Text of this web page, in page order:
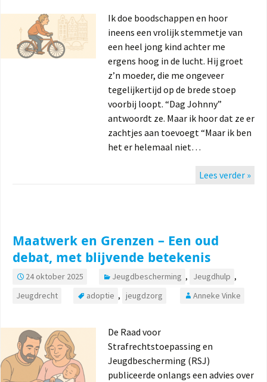
Ik doe boodschappen en hoor
ineens een vrolijk stemmetje van
een heel jong kind achter me
ergens hoog in de lucht. Hij groet
z’n moeder, die me ongeveer
tegelijkertijd op de brede stoep
voorbij loopt. “Dag Johnny”
antwoordt ze. Maar ik hoor dat ze er
zachtjes aan toevoegt “Maar ik ben
het er helemaal niet…
Lees verder »
Maatwerk en Grenzen – Een oud
debat, met blijvende betekenis
24 oktober 2025 Jeugdbescherming , Jeugdhulp ,
Jeugdrecht
adoptie , jeugdzorg Anneke Vinke
De Raad voor
Strafrechtstoepassing en
Jeugdbescherming (RSJ)
publiceerde onlangs een advies over